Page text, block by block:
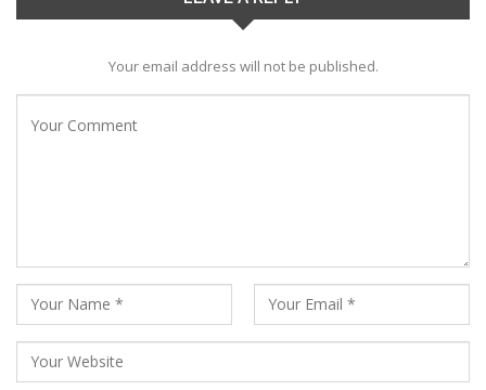
Your email address will not be published.